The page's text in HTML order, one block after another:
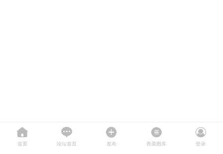
首页 论坛首页 发布 香菜图库 登录